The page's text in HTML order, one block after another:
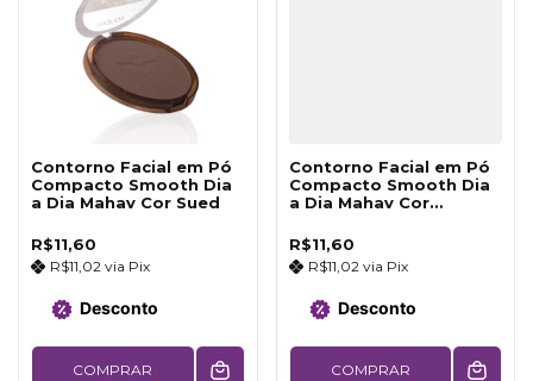
Contorno Facial em Pó
Compacto Smooth Dia
a Dia Mahav Cor Sued
R$11,60
R$11,02 via Pix
Desconto
COMPRAR
Contorno Facial em Pó
Compacto Smooth Dia
a Dia Mahav Cor
R$11,60
R$11,02 via Pix
Desconto
COMPRAR